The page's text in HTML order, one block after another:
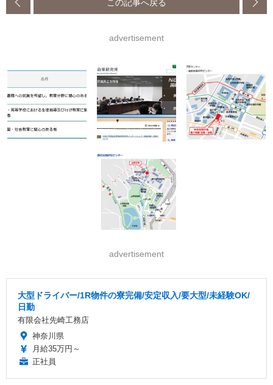
この記事へ戻る
advertisement
advertisement
大型ドライバー/1R物件の寮完備/安定収入/要大型/未経験OK/
日勤
有限会社先崎工務店
神奈川県
月給35万円～
正社員